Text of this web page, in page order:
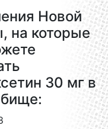
Новой
на которые
30 мг в